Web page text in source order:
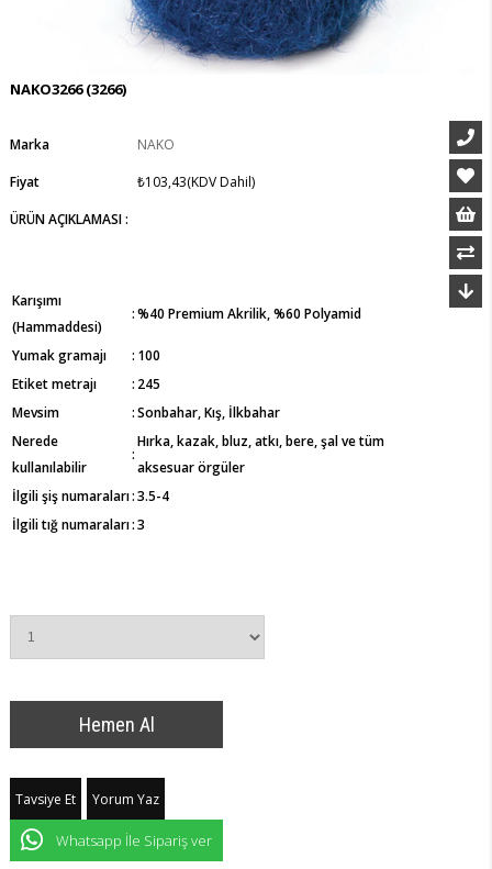
NAKO3266(3266)
Marka
NAKO
Fiyat
₺103,43(KDV Dahil)
ÜRÜN AÇIKLAMASI :
Karışımı
(Hammaddesi)
: %40 Premium Akrilik, %60 Polyamid
Yumak gramajı : 100
Etiket metrajı
: 245
Mevsim
: Sonbahar, Kış, İlkbahar
Nerede
kullanılabilir
:
Hırka, kazak, bluz, atkı, bere, şal ve tüm
aksesuar örgüler
İlgili şiş numaraları: 3.5-4
İlgili tığ numaraları: 3
Tavsiye Et Yorum Yaz
Whatsapp İle Sipariş ver